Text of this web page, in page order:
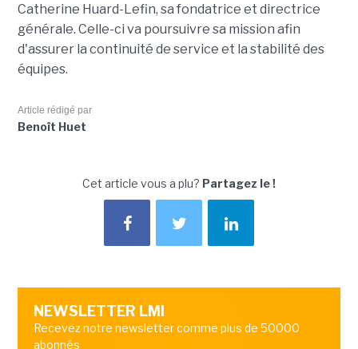
Catherine Huard-Lefin, sa fondatrice et directrice
générale. Celle-ci va poursuivre sa mission afin
d'assurer la continuité de service et la stabilité des
équipes.
Article rédigé par
Benoît Huet
Cet article vous a plu? Partagez le !
NEWSLETTER LMI
Recevez notre newsletter comme plus de 50000
abonnés